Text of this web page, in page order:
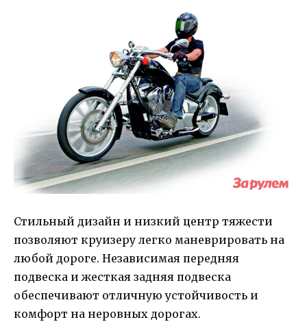
Стильный дизайн и низкий центр тяжести
позволяют круизеру легко маневрировать на
любой дороге. Независимая передняя
подвеска и жесткая задняя подвеска
обеспечивают отличную устойчивость и
комфорт на неровных дорогах.